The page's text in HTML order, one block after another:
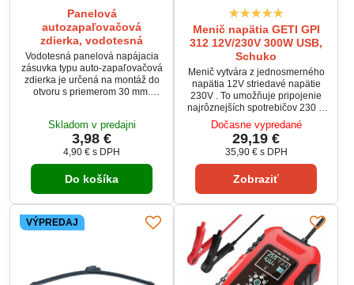
Panelová
autozapaľovačová
zdierka, vodotesná
Vodotesná panelová napájacia
zásuvka typu auto-zapaľovačová
zdierka je určená na montáž do
otvoru s priemerom 30 mm.
a lodné príslušenstvo. Kryt s
tesnením chráni zásuvku pred
vniknutím vody a nečistôt.
Vhodná pre montáž do
palubných dosiek, panelov a
rozvodných skríň.
Skladom v predajni
3,98 €
4,90 € s DPH
Do košíka
Menič napätia GETI GPI
312 12V/230V 300W USB,
Schuko
Menič vytvára z jednosmerného
napätia 12V striedavé napätie
230V . To umožňuje pripojenie
najrôznejších spotrebičov 230 V
k zdroju napätia ako napr. v aute,
na člne, pri solárnych
zariadeniach na chatách alebo
pri kempovaní. Ideálne na
pripojenie digitálnej kamery,
mobilného telefónu, notebooku,
prehrávača, rádia atď s
maximálnym príkonom do 300W.
Dočasne vypredané
29,19 €
35,90 € s DPH
Zobraziť
VÝPREDAJ